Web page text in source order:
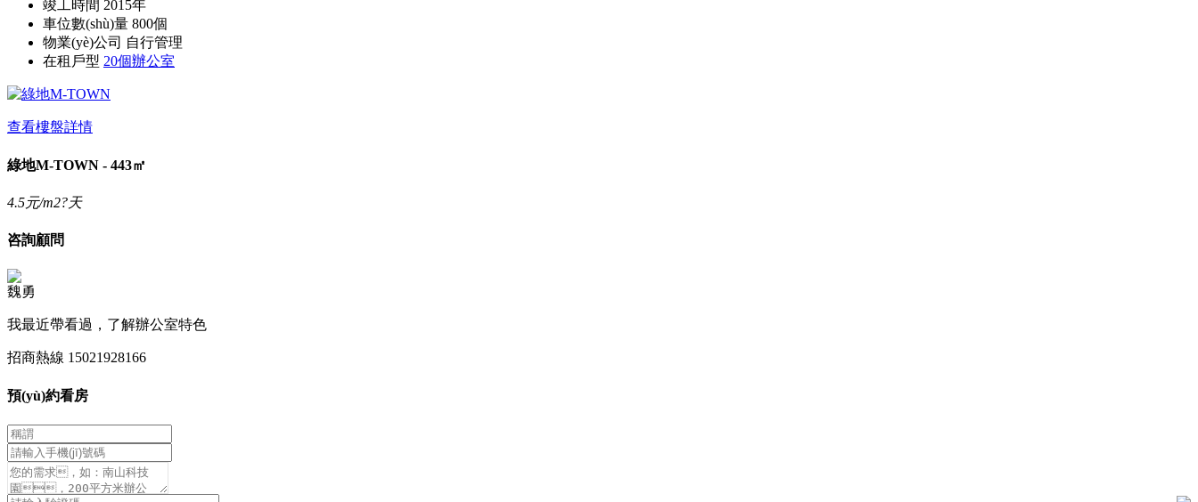
竣工時間 2015年
車位數(shù)量 800個
物業(yè)公司 自行管理
在租戶型 20個辦公室
查看樓盤詳情
綠地M-TOWN - 443㎡
4.5元/m2?天
咨詢顧問
魏勇
我最近帶看過，了解辦公室特色
招商熱線 15021928166
預(yù)約看房